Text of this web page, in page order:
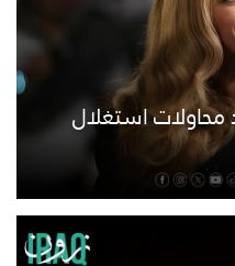
محاولات استغلال